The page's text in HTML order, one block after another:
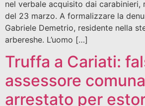
nel verbale acquisito dai carabinieri,
del 23 marzo. A formalizzare la
Gabriele Demetrio, residente nella
arbereshe. L’uomo […]
Truffa a Cariati:
assessore
arrestato per